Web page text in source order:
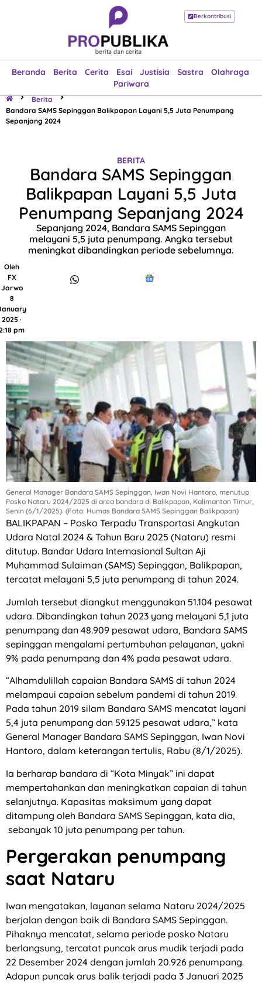
Berkontribusi
Beranda Berita Cerita Esai Justisia Sastra
Olahraga
Pariwara
Beranda
Esai
Justisia
Sastra
Olahraga
Pariwara
Berita
Bandara SAMS Sepinggan Balikpapan Layani 5,5 Juta Penumpang
Sepanjang 2024
BERITA
Bandara SAMS Sepinggan
Balikpapan Layani 5,5 Juta
Penumpang Sepanjang 2024
Sepanjang 2024, Bandara SAMS Sepinggan
melayani 5,5 juta penumpang. Angka tersebut
meningkat dibandingkan periode sebelumnya.
Oleh
FX
Jarwo
8
2025 ·
pm
General Manager Bandara SAMS Sepinggan, Iwan Novi Hantoro, menutup
Posko Nataru 2024/2025 di area bandara di Balikpapan, Kalimantan Timur,
Senin (6/1/2025). (Foto: Humas Bandara SAMS Sepinggan Balikpapan)
BALIKPAPAN – Posko Terpadu Transportasi Angkutan
Udara Natal 2024 & Tahun Baru 2025 (Nataru) resmi
ditutup. Bandar Udara Internasional Sultan Aji
Muhammad Sulaiman (SAMS) Sepinggan, Balikpapan,
tercatat melayani 5,5 juta penumpang di tahun 2024.
Jumlah tersebut diangkut menggunakan 51.104 pesawat
udara. Dibandingkan tahun 2023 yang melayani 5,1 juta
penumpang dan 48.909 pesawat udara, Bandara SAMS
sepinggan mengalami pertumbuhan pelayanan, yakni
9% pada penumpang dan 4% pada pesawat udara.
“Alhamdulillah capaian Bandara SAMS di tahun 2024
melampaui capaian sebelum pandemi di tahun 2019.
Pada tahun 2019 silam Bandara SAMS mencatat layani
5,4 juta penumpang dan 59.125 pesawat udara,” kata
General Manager Bandara SAMS Sepinggan, Iwan Novi
Hantoro, dalam keterangan tertulis, Rabu (8/1/2025).
Ia berharap bandara di “Kota Minyak” ini dapat
mempertahankan dan meningkatkan capaian di tahun
selanjutnya. Kapasitas maksimum yang dapat
ditampung oleh Bandara SAMS Sepinggan, kata dia,
sebanyak 10 juta penumpang per tahun.
Pergerakan penumpang
saat Nataru
Iwan mengatakan, layanan selama Nataru 2024/2025
berjalan dengan baik di Bandara SAMS Sepinggan.
Pihaknya mencatat, selama periode posko Nataru
berlangsung, tercatat puncak arus mudik terjadi pada
22 Desember 2024 dengan jumlah 20.926 penumpang.
Adapun puncak arus balik terjadi pada 3 Januari 2025